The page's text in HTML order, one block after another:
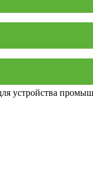
устройства